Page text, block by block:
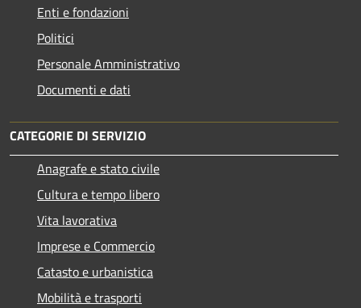
Enti e fondazioni
Politici
Personale Amministrativo
Documenti e dati
CATEGORIE DI SERVIZIO
Anagrafe e stato civile
Cultura e tempo libero
Vita lavorativa
Imprese e Commercio
Catasto e urbanistica
Mobilità e trasporti